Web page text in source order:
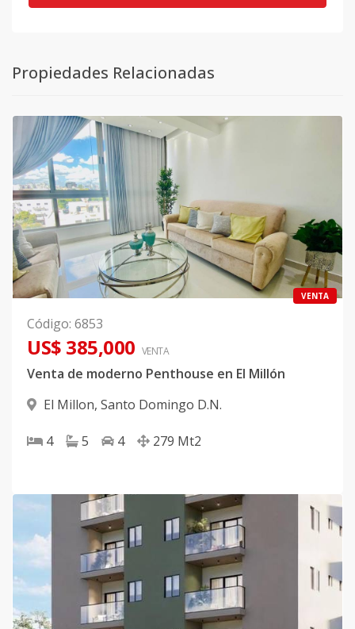
Propiedades Relacionadas
VENTA
Código: 6853
US$ 385,000 VENTA
Venta de moderno Penthouse en El Millón
El Millon, Santo Domingo D.N.
4 5 4 279 Mt2